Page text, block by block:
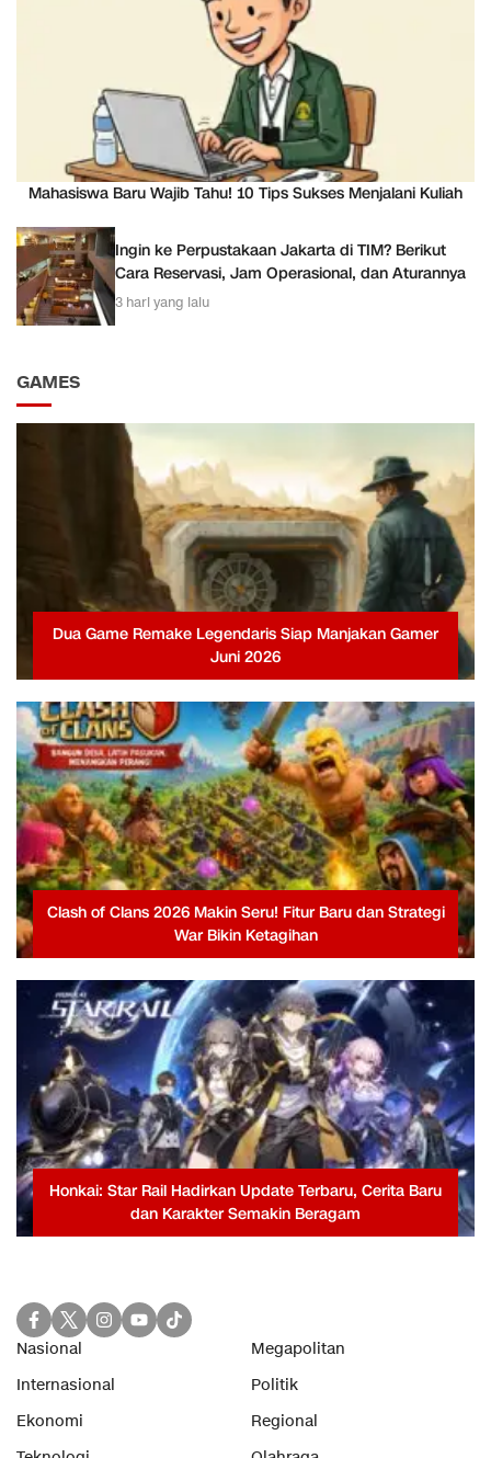
Mahasiswa Baru Wajib Tahu! 10 Tips Sukses Menjalani Kuliah
Ingin ke Perpustakaan Jakarta di TIM? Berikut
Cara Reservasi, Jam Operasional, dan Aturannya
3 hari yang lalu
GAMES
Dua Game Remake Legendaris Siap Manjakan Gamer
Juni 2026
Clash of Clans 2026 Makin Seru! Fitur Baru dan Strategi
War Bikin Ketagihan
Honkai: Star Rail Hadirkan Update Terbaru, Cerita Baru
dan Karakter Semakin Beragam
Nasional
Megapolitan
Internasional
Politik
Ekonomi
Regional